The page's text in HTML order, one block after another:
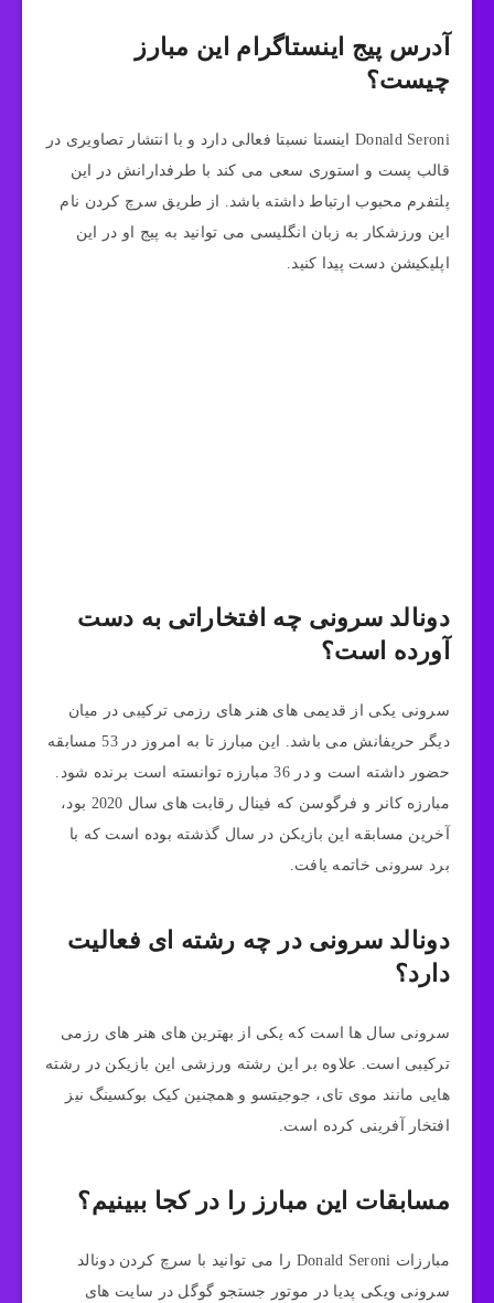
آدرس پیج اینستاگرام این مبارز
چیست؟
Donald Seroni اینستا نسبتا فعالی دارد و با انتشار تصاویری در
قالب پست و استوری سعی می کند با طرفدارانش در این
پلتفرم محبوب ارتباط داشته باشد. از طریق سرچ کردن نام
این ورزشکار به زبان انگلیسی می توانید به پیج او در این
اپلیکیشن دست پیدا کنید.
دونالد سرونی چه افتخاراتی به دست
آورده است؟
سرونی یکی از قدیمی های هنر های رزمی ترکیبی در میان
دیگر حریفانش می باشد. این مبارز تا به امروز در 53 مسابقه
حضور داشته است و در 36 مبارزه توانسته است برنده شود.
مبارزه کانر و فرگوسن که فینال رقابت های سال 2020 بود،
آخرین مسابقه این بازیکن در سال گذشته بوده است که با
برد سرونی خاتمه یافت.
دونالد سرونی در چه رشته ای فعالیت
دارد؟
سرونی سال ها است که یکی از بهترین های هنر های رزمی
ترکیبی است. علاوه بر این رشته ورزشی این بازیکن در رشته
هایی مانند موی تای، جوجیتسو و همچنین کیک بوکسینگ نیز
افتخار آفرینی کرده است.
مسابقات این مبارز را در کجا ببینیم؟
مبارزات Donald Seroni را می توانید با سرچ کردن دونالد
سرونی ویکی پدیا در موتور جستجو گوگل در سایت های